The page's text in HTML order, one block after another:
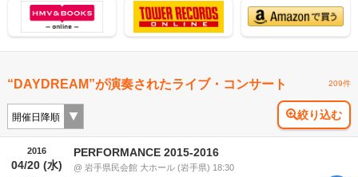
“DAYDREAM”が演奏されたライブ・コンサート 209件
絞り込む
2016
04/20 (水)
PERFORMANCE 2015-2016
@ 岩手県民会館 大ホール (岩手県) 18:30